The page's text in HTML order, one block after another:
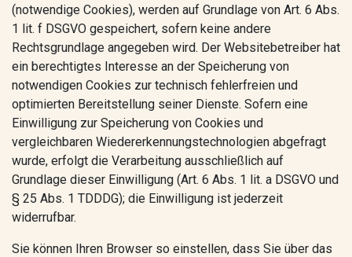
(notwendige Cookies), werden auf Grundlage von Art. 6 Abs.
1 lit. f DSGVO gespeichert, sofern keine andere
Rechtsgrundlage angegeben wird. Der Websitebetreiber hat
ein berechtigtes Interesse an der Speicherung von
notwendigen Cookies zur technisch fehlerfreien und
optimierten Bereitstellung seiner Dienste. Sofern eine
Einwilligung zur Speicherung von Cookies und
vergleichbaren Wiedererkennungstechnologien abgefragt
wurde, erfolgt die Verarbeitung ausschließlich auf
Grundlage dieser Einwilligung (Art. 6 Abs. 1 lit. a DSGVO und
§ 25 Abs. 1 TDDDG); die Einwilligung ist jederzeit
widerrufbar.
Sie können Ihren Browser so einstellen, dass Sie über das